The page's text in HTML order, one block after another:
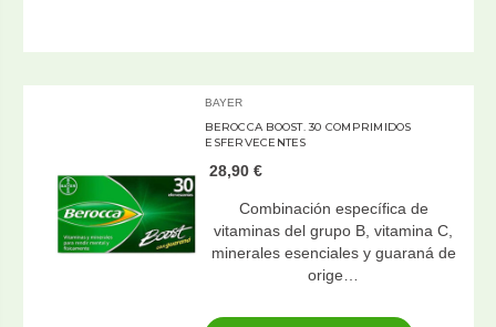
BAYER
BEROCCA BOOST. 30 COMPRIMIDOS
ESFERVECENTES
28,90 €
Combinación específica de
vitaminas del grupo B, vitamina C,
minerales esenciales y guaraná de
orige…